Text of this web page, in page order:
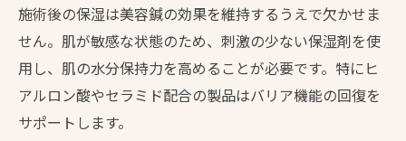
日常生活に活かす美容鍼の持続ケア方法
美容鍼の効果を日常で感じるためのケア習
慣
美容鍼後の簡単ストレッチやマッサージの
活用法
施術後の保湿は美容鍼の効果を維持するうえで欠かせま
せん。肌が敏感な状態のため、刺激の少ない保湿剤を使
用し、肌の水分保持力を高めることが必要です。特にヒ
アルロン酸やセラミド配合の製品はバリア機能の回復を
サポートします。